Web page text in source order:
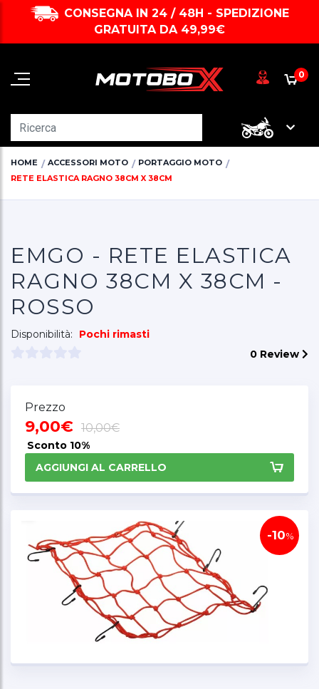
CONSEGNA IN 24 / 48H - SPEDIZIONE
GRATUITA DA 49,99€
0
HOME ACCESSORI MOTO
PORTAGGIO MOTO
RETE ELASTICA RAGNO 38CM X 38CM
EMGO - RETE ELASTICA
RAGNO 38CM X 38CM -
ROSSO
Disponibilità:
Pochi rimasti
0 Review
Prezzo
9,00€ 10,00€
Sconto 10%
AGGIUNGI AL CARRELLO
-10%